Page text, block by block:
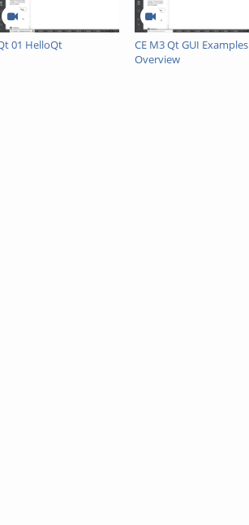
01 HelloQt
CE M3 Qt GUI Examples
Overview